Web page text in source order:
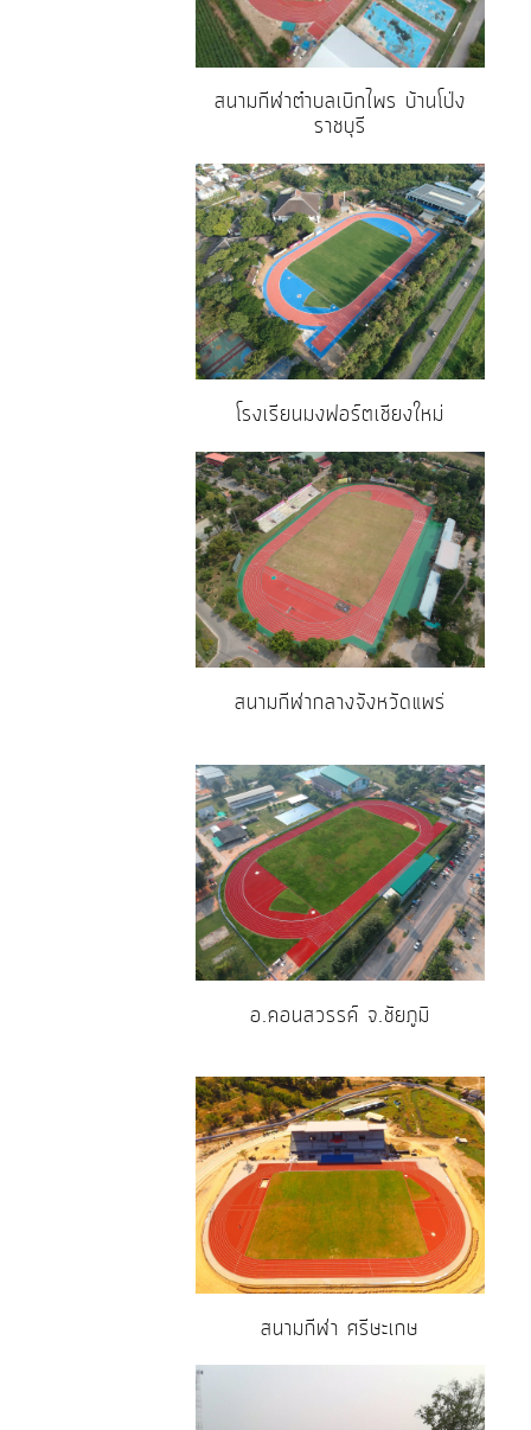
สนามกีฬาตำบลเบิกไพร บ้านโป่ง
ราชบุรี
โรงเรียนมงฟอร์ตเชียงใหม่
สนามกีฬากลางจังหวัดแพร่
อ.คอนสวรรค์ จ.ชัยภูมิ
สนามกีฬา ศรีษะเกษ